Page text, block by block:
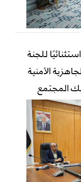
للجنة
الأمنية
المجتمع